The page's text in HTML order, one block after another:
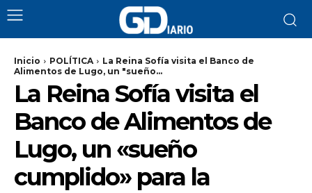
Inicio POLÍTICA
La Reina Sofía visita el Banco de
Alimentos de Lugo, un "sueño...
La Reina Sofía visita el
Banco de Alimentos de
Lugo, un «sueño
cumplido» para la